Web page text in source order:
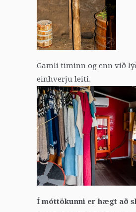
Gamli tíminn og enn við
einhverju leiti.
Í móttökunni er hægt að